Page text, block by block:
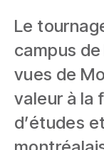
Le
campus de
vues de
valeur à la
d’études